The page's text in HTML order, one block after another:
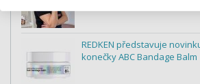
REDKEN představuje
konečky ABC Bandage Balm